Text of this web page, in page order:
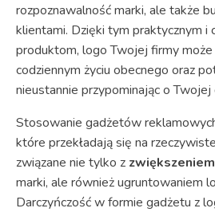
rozpoznawalność marki, ale także
klientami. Dzięki tym praktycznym i
produktom, logo Twojej firmy
codziennym życiu obecnego oraz
nieustannie przypominając o Twojej
Stosowanie gadżetów
które przekładają się na
związane nie tylko z
marki, ale również ugruntowaniem
Darczyńczość w formie gadżetu z